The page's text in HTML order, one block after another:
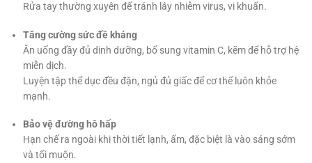
Rửa tay thường xuyên để tránh lây nhiễm virus, vi khuẩn.
Tăng cường sức đề kháng
Ăn uống đầy đủ dinh dưỡng, bổ sung vitamin C, kẽm để hỗ trợ hệ
miễn dịch.
Luyện tập thể dục đều đặn, ngủ đủ giấc để cơ thể luôn khỏe
mạnh.
Bảo vệ đường hô hấp
Hạn chế ra ngoài khi thời tiết lạnh, ẩm, đặc biệt là vào sáng sớm
và tối muộn.